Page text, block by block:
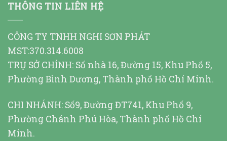
THÔNG TIN LIÊN HỆ
CÔNG TY TNHH NGHI SƠN PHÁT
MST:370.314.6008
TRỤ SỞ CHÍNH: Số nhà 16, Đường 15, Khu Phố 5,
Phường Bình Dương, Thành phố Hồ Chí Minh.
CHI NHÁNH: Số9, Đường ĐT741, Khu Phố 9,
Phường Chánh Phú Hòa, Thành phố Hồ Chí
Minh.